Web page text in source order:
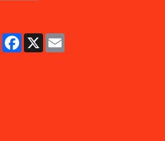
PartagerFacebook
X